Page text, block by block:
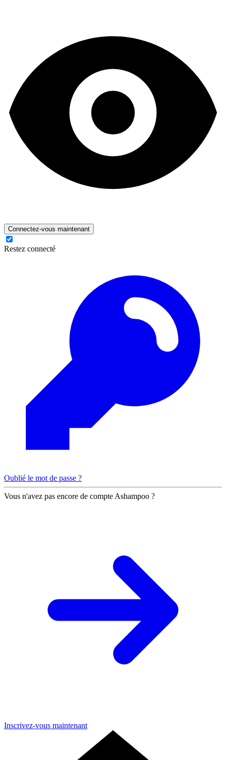
Connectez-vous maintenant
Restez connecté
Oublié le mot de passe ?
Vous n'avez pas encore de compte Ashampoo ?
Inscrivez-vous maintenant